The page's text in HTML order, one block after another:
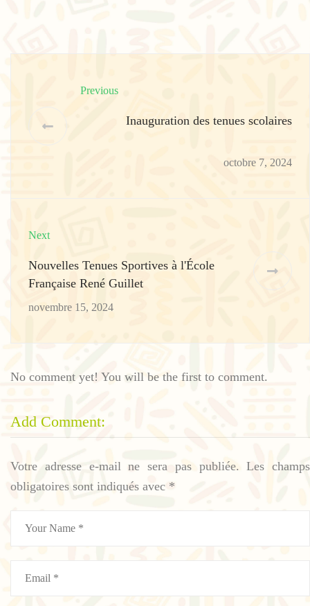
Previous
Inauguration des tenues scolaires
octobre 7, 2024
Next
Nouvelles Tenues Sportives à l'École
Française René Guillet
novembre 15, 2024
No comment yet! You will be the first to comment.
Add Comment:
Votre adresse e-mail ne sera pas publiée. Les champs
obligatoires sont indiqués avec *